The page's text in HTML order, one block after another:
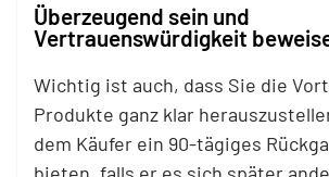
Überzeugend sein und
Vertrauenswürdigkeit
Wichtig ist auch, dass Sie die
Produkte ganz klar
dem Käufer ein 90-tägiges